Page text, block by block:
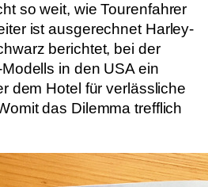
so weit, wie Tourenfahrer
ist ausgerechnet Harley-
berichtet, bei der
in den USA ein
dem Hotel für verlässliche
das Dilemma trefflich